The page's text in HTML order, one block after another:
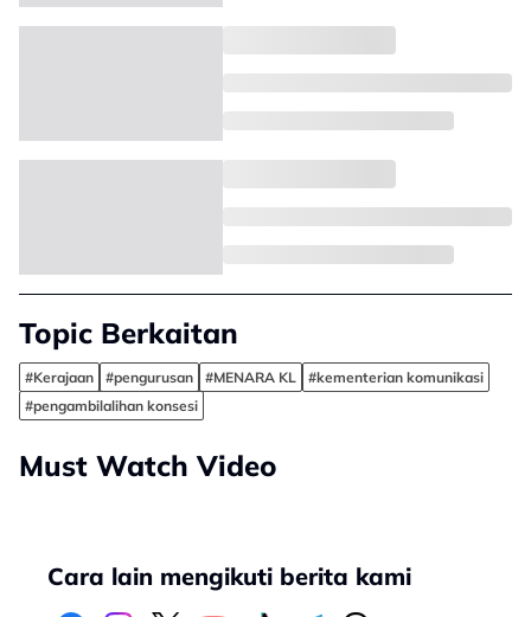
Topic Berkaitan
#Kerajaan #pengurusan #MENARA KL
#kementerian komunikasi
#pengambilalihan konsesi
Must Watch Video
Cara lain mengikuti berita kami